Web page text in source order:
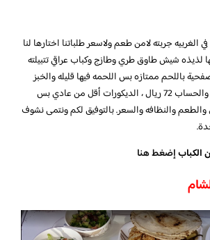
جربته لامن طعم ولاسعر طلباتنا اختارها لنا
لذيذه شيش طاوق طري وطازج وكباب عراقي تتبيلته
باللحم ممتازه بس اللحمه فيها قليله والخبز
حقهم طري ولذيذ جدا والحساب 72 ريال ، الديكورات أقل من عادي بس
والنظافه والسعر. بالتوفيق لكم ونتمى نشوف
الكبابإضغط هنا